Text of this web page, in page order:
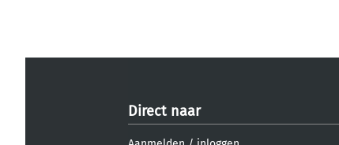
Direct naar